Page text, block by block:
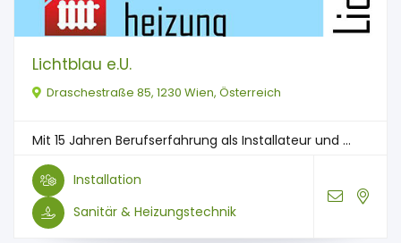
Lichtblau e.U.
Draschestraße 85, 1230 Wien, Österreich
Mit 15 Jahren Berufserfahrung als Installateur und ...
Installation
Sanitär & Heizungstechnik